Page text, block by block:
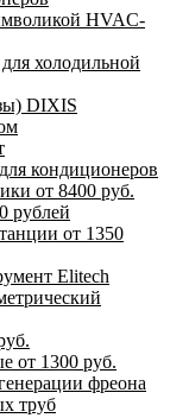
HVAC-
холодильной
DIXIS
кондиционеров
от 8400 руб.
рублей
от 1350
Elitech
от 1300 руб.
фреона
труб